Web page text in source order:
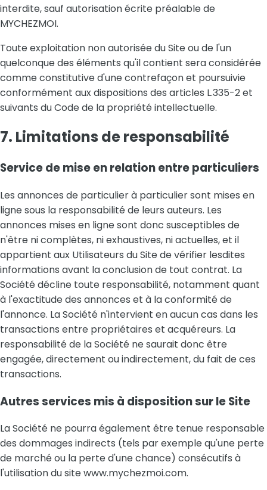
interdite, sauf autorisation écrite préalable de
MYCHEZMOI.
Toute exploitation non autorisée du Site ou de l'un
quelconque des éléments qu'il contient sera considérée
comme constitutive d'une contrefaçon et poursuivie
conformément aux dispositions des articles L.335-2 et
suivants du Code de la propriété intellectuelle.
7. Limitations de responsabilité
Service de mise en relation entre particuliers
Les annonces de particulier à particulier sont mises en
ligne sous la responsabilité de leurs auteurs. Les
annonces mises en ligne sont donc susceptibles de
n'être ni complètes, ni exhaustives, ni actuelles, et il
appartient aux Utilisateurs du Site de vérifier lesdites
informations avant la conclusion de tout contrat. La
Société décline toute responsabilité, notamment quant
à l'exactitude des annonces et à la conformité de
l'annonce. La Société n'intervient en aucun cas dans les
transactions entre propriétaires et acquéreurs. La
responsabilité de la Société ne saurait donc être
engagée, directement ou indirectement, du fait de ces
transactions.
Autres services mis à disposition sur le Site
La Société ne pourra également être tenue responsable
des dommages indirects (tels par exemple qu'une perte
de marché ou la perte d'une chance) consécutifs à
l'utilisation du site www.mychezmoi.com.